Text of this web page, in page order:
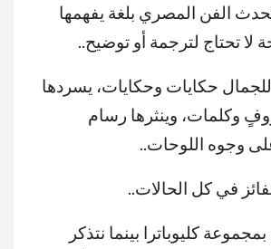
الفن المصري بلغة يفهمها
لا تحتاج لترجمة أو توضيح..
للجمال حكايات وحكايات، يسردها
وكلمات، وينثرها رسام
وجوه اللوحات..
في كل الحالات..
كليوباترا بينما نتذكر